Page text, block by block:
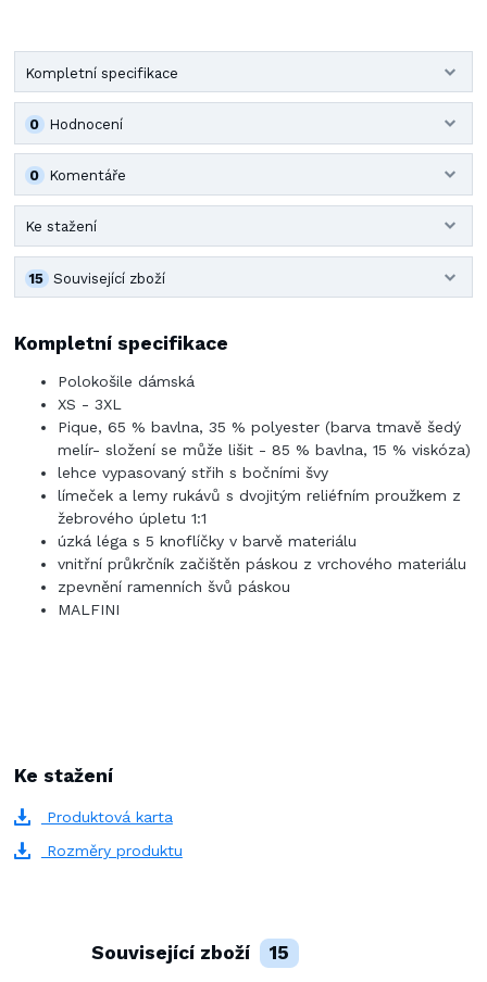
Kompletní specifikace
Hodnocení
0
Komentáře
0
Ke stažení
Související zboží
15
Kompletní specifikace
Polokošile dámská
XS - 3XL
Pique, 65 % bavlna, 35 % polyester (barva tmavě šedý
melír- složení se může lišit - 85 % bavlna, 15 % viskóza)
lehce vypasovaný střih s bočními švy
límeček a lemy rukávů s dvojitým reliéfním proužkem z
žebrového úpletu 1:1
úzká léga s 5 knoflíčky v barvě materiálu
vnitřní průkrčník začištěn páskou z vrchového materiálu
zpevnění ramenních švů páskou
MALFINI
Ke stažení
Produktová karta
Rozměry produktu
Související zboží 15